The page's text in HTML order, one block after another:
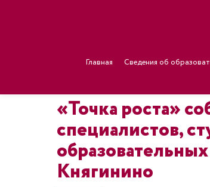
Главная Сведения об
«Точка роста»
специалистов,
Княгинино